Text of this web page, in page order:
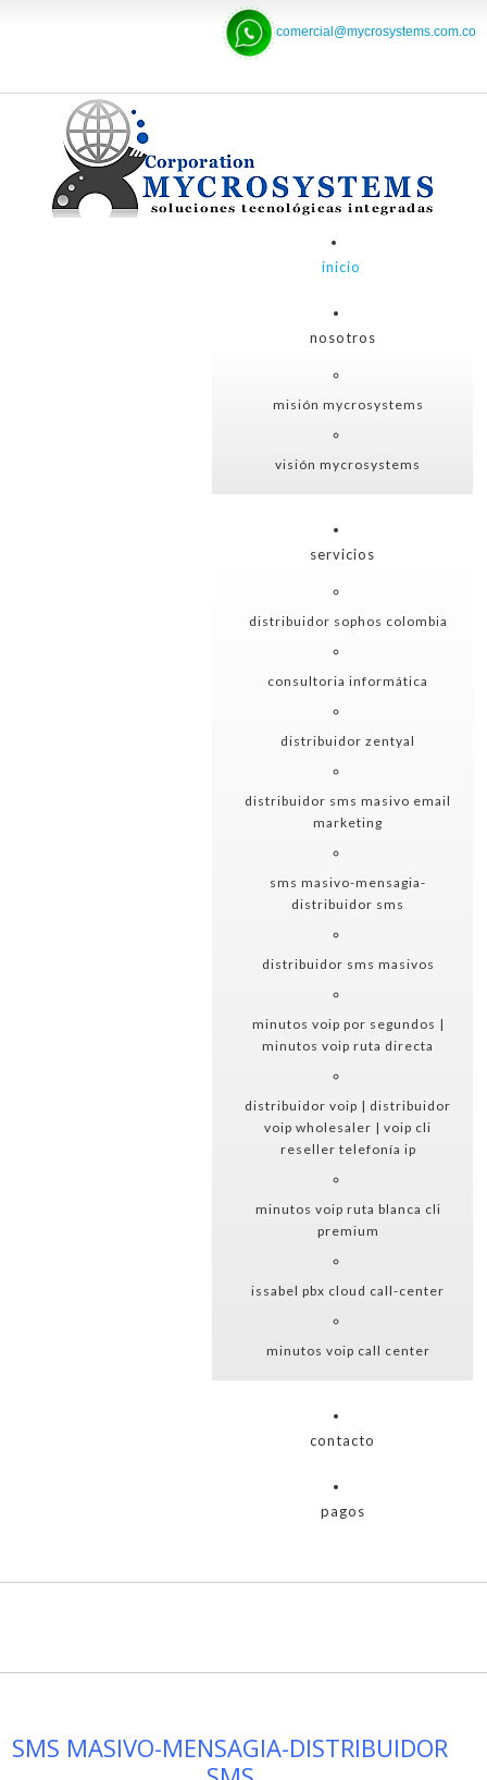
comercial@mycrosystems.com.co
inicio
nosotros
misión mycrosystems
visión mycrosystems
servicios
distribuidor sophos colombia
consultoria informática
distribuidor zentyal
distribuidor sms masivo email
marketing
sms masivo-mensagia-
distribuidor sms
distribuidor sms masivos
minutos voip por segundos |
minutos voip ruta directa
distribuidor voip | distribuidor
voip wholesaler | voip cli
reseller telefonía ip
minutos voip ruta blanca cli
premium
issabel pbx cloud call-center
minutos voip call center
contacto
pagos
SMS MASIVO-MENSAGIA-DISTRIBUIDOR